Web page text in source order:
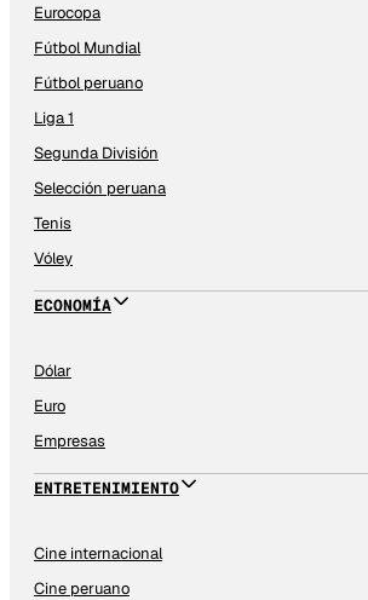
Eurocopa
Fútbol Mundial
Fútbol peruano
Liga 1
Segunda División
Selección peruana
Tenis
Vóley
ECONOMÍA
Dólar
Euro
Empresas
ENTRETENIMIENTO
Cine internacional
Cine peruano